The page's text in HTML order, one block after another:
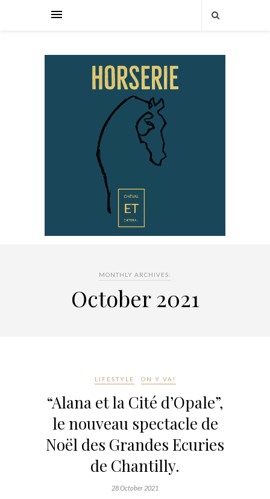
MONTHLY ARCHIVES:
October 2021
LIFESTYLE ON Y VA!
“Alana et la Cité d’Opale”,
le nouveau spectacle de
Noël des Grandes Ecuries
de Chantilly.
28 October 2021